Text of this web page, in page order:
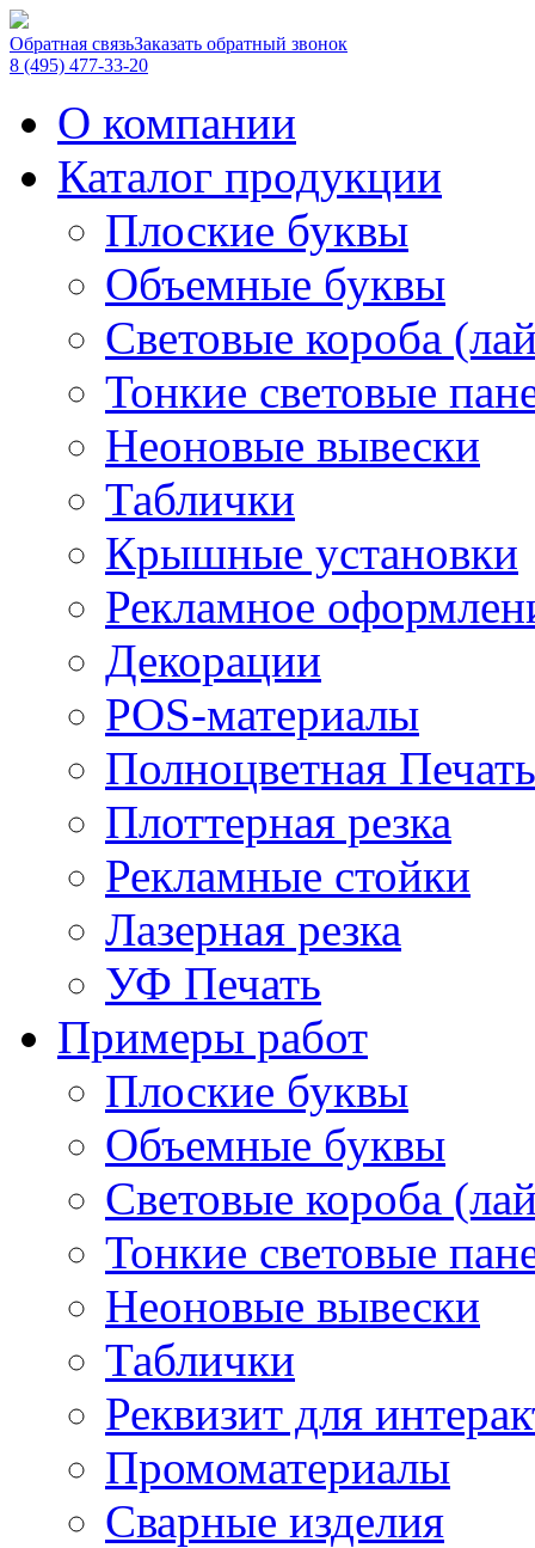
Обратная связьЗаказать обратный звонок
8 (495) 477-33-20
О компании
Каталог продукции
Плоские буквы
Объемные буквы
Световые короба
Тонкие световые
Неоновые вывески
Таблички
Крышные установки
Рекламное
Декорации
POS-материалы
Полноцветная Печать
Плоттерная резка
Рекламные стойки
Лазерная резка
УФ Печать
Примеры работ
Плоские буквы
Объемные буквы
Световые короба
Тонкие световые
Неоновые вывески
Таблички
Реквизит для
Промоматериалы
Сварные изделия